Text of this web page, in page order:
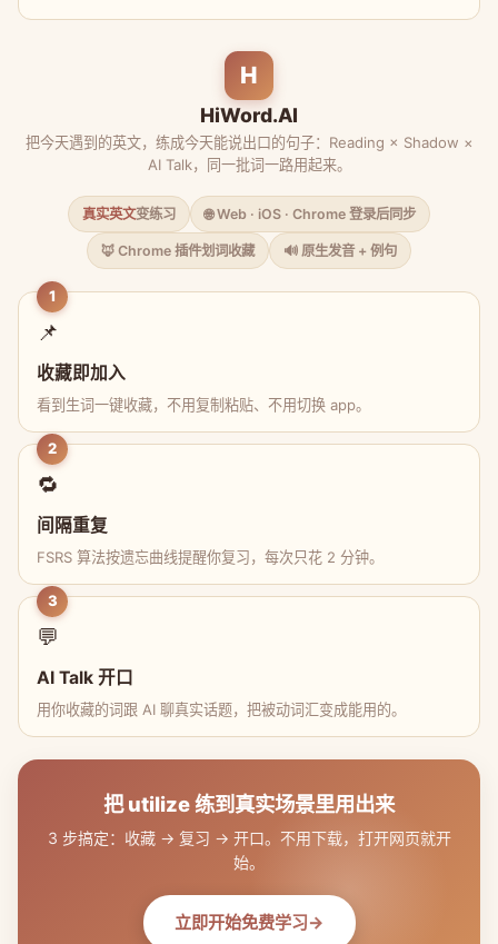
H
HiWord.AI
把今天遇到的英文，练成今天能说出口的句子：Reading × Shadow ×
AI Talk，同一批词一路用起来。
真实英文变练习 🌐 Web · iOS · Chrome 登录后同步
🦊 Chrome 插件划词收藏 🔊 原生发音 + 例句
1
📌
收藏即加入
看到生词一键收藏，不用复制粘贴、不用切换 app。
2
🔁
间隔重复
FSRS 算法按遗忘曲线提醒你复习，每次只花 2 分钟。
3
💬
AI Talk 开口
用你收藏的词跟 AI 聊真实话题，把被动词汇变成能用的。
把 utilize 练到真实场景里用出来
3 步搞定：收藏 → 复习 → 开口。不用下载，打开网页就开
始。
立即开始免费学习